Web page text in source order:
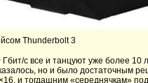
Thunderbolt 3
с все и танцуют уже более 10
но и было достаточным
и тогдашним «середнячкам»